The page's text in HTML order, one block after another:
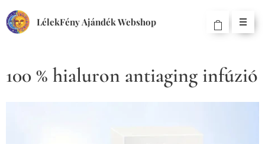
LélekFény Ajándék Webshop
100 % hialuron antiaging infúzió